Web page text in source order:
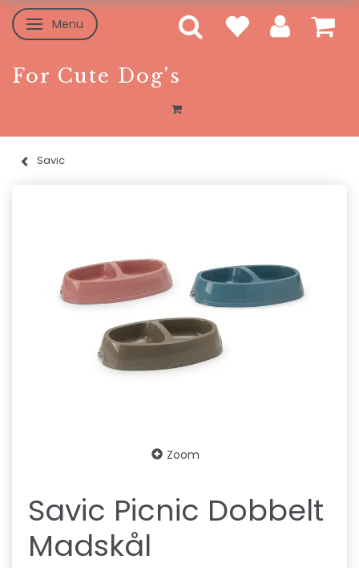
Skifte navigation
Menu
For Cute Dog's
Savic
Zoom
Savic Picnic Dobbelt
Madskål